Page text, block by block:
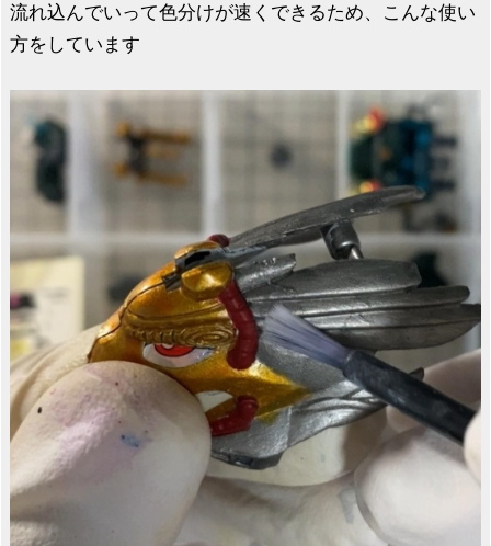
流れ込んでいって色分けが速くできるため、こんな使い
方をしています